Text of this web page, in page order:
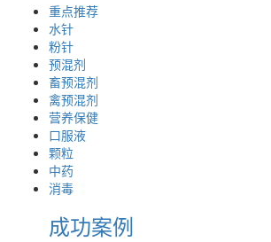
重点推荐
水针
粉针
预混剂
畜预混剂
禽预混剂
营养保健
口服液
颗粒
中药
消毒
成功案例